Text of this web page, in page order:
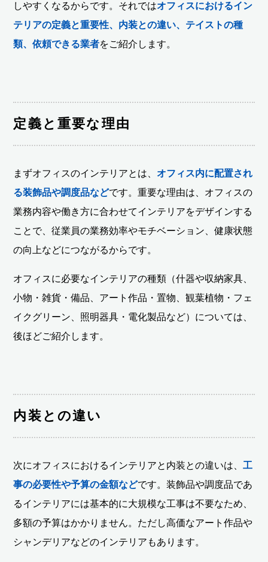
しやすくなるからです。それではオフィスにおけるイン
テリアの定義と重要性、内装との違い、テイストの種
類、依頼できる業者をご紹介します。
定義と重要な理由
まずオフィスのインテリアとは、 オフィス内に配置され
る装飾品や調度品などです。重要な理由は、オフィスの
業務内容や働き方に合わせてインテリアをデザインする
ことで、従業員の業務効率やモチベーション、健康状態
の向上などにつながるからです。
オフィスに必要なインテリアの種類（什器や収納家具、
小物・雑貨・備品、アート作品・置物、観葉植物・フェ
イクグリーン、照明器具・電化製品など）については、
後ほどご紹介します。
内装との違い
次にオフィスにおけるインテリアと内装との違いは、工
事の必要性や予算の金額などです。装飾品や調度品であ
るインテリアには基本的に大規模な工事は不要なため、
多額の予算はかかりません。ただし高価なアート作品や
シャンデリアなどのインテリアもあります。